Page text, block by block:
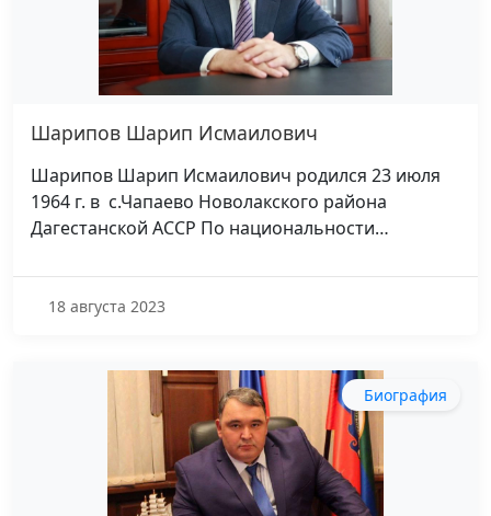
Шарипов Шарип Исмаилович
Шарипов Шарип Исмаилович родился 23 июля
1964 г. в с.Чапаево Новолакского района
Дагестанской АССР По национальности…
18 августа 2023
Биография